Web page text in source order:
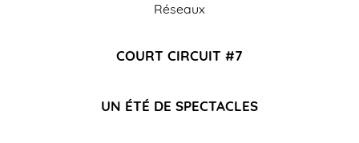
Réseaux
COURT CIRCUIT #7
UN ÉTÉ DE SPECTACLES